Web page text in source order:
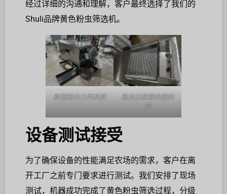
经过详细的沟通和理解，客户最终选择了我们的
Shuli品牌黄色粉虫筛选机。
新型粉虫分类机器
粉虫分离器机器的
筛
设备测试接受
为了确保设备的性能满足农场的需求，客户在离
开工厂之前专门要求进行测试。我们安排了现场
测试，机器成功完成了黄色粉虫筛选过程，分级